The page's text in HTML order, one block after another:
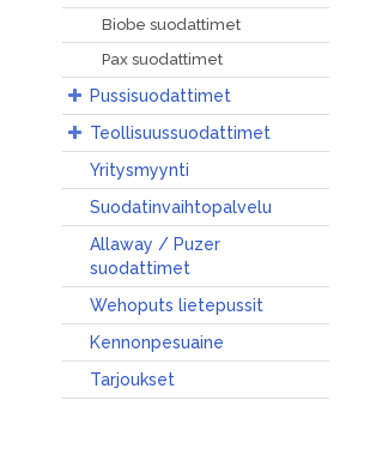
Biobe suodattimet
Pax suodattimet
Pussisuodattimet
Teollisuussuodattimet
Yritysmyynti
Suodatinvaihtopalvelu
Allaway / Puzer
suodattimet
Wehoputs lietepussit
Kennonpesuaine
Tarjoukset